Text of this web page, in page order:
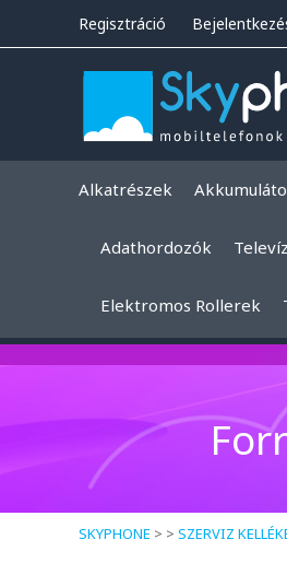
Regisztráció
Alkatrészek
Adathordozók
Elektromos Rollerek
SKYPHONE > > SZERVIZ